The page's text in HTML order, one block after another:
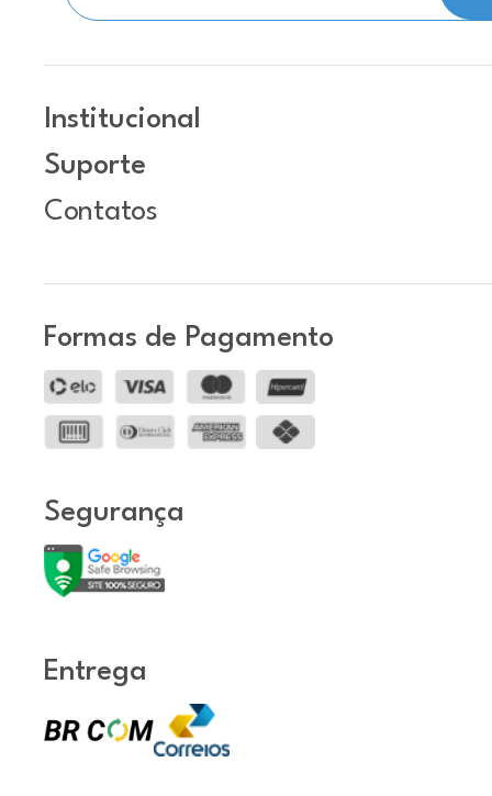
Institucional
Suporte
Contatos
Formas de Pagamento
Segurança
Entrega